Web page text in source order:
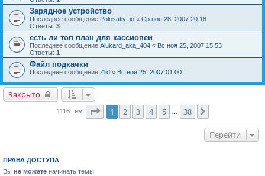
Зарядное устройство
Последнее сообщение Polosatiy_io « Ср ноя 28, 2007 20:18
Ответы: 3
есть ли топ план для кассиопеи
Последнее сообщение Alukard_aka_404 « Вс ноя 25, 2007 15:53
Ответы: 1
Файл подкачки
Последнее сообщение Zlid « Вс ноя 25, 2007 01:00
Закрыто
1116 тем Страница1 из
1 2 3 4 5 38
Перейти
ПРАВА ДОСТУПА
Вы не можете начинать темы